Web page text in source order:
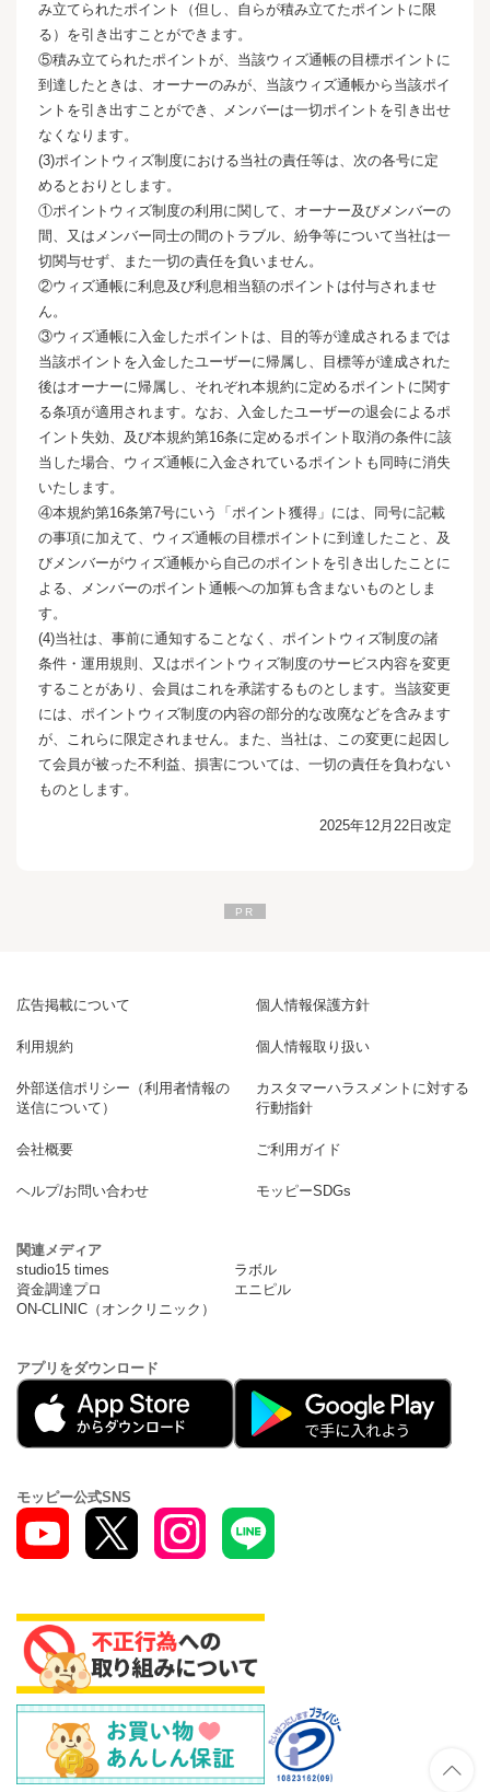
み立てられたポイント（但し、自らが積み立てたポイントに限
る）を引き出すことができます。
⑤積み立てられたポイントが、当該ウィズ通帳の目標ポイントに
到達したときは、オーナーのみが、当該ウィズ通帳から当該ポイ
ントを引き出すことができ、メンバーは一切ポイントを引き出せ
なくなります。
(3)ポイントウィズ制度における当社の責任等は、次の各号に定
めるとおりとします。
①ポイントウィズ制度の利用に関して、オーナー及びメンバーの
間、又はメンバー同士の間のトラブル、紛争等について当社は一
切関与せず、また一切の責任を負いません。
②ウィズ通帳に利息及び利息相当額のポイントは付与されませ
ん。
③ウィズ通帳に入金したポイントは、目的等が達成されるまでは
当該ポイントを入金したユーザーに帰属し、目標等が達成された
後はオーナーに帰属し、それぞれ本規約に定めるポイントに関す
る条項が適用されます。なお、入金したユーザーの退会によるポ
イント失効、及び本規約第16条に定めるポイント取消の条件に該
当した場合、ウィズ通帳に入金されているポイントも同時に消失
いたします。
④本規約第16条第7号にいう「ポイント獲得」には、同号に記載
の事項に加えて、ウィズ通帳の目標ポイントに到達したこと、及
びメンバーがウィズ通帳から自己のポイントを引き出したことに
よる、メンバーのポイント通帳への加算も含まないものとしま
す。
(4)当社は、事前に通知することなく、ポイントウィズ制度の諸
条件・運用規則、又はポイントウィズ制度のサービス内容を変更
することがあり、会員はこれを承諾するものとします。当該変更
には、ポイントウィズ制度の内容の部分的な改廃などを含みます
が、これらに限定されません。また、当社は、この変更に起因し
て会員が被った不利益、損害については、一切の責任を負わない
ものとします。
2025年12月22日改定
広告掲載について 個人情報保護方針
利用規約 個人情報取り扱い
外部送信ポリシー（利用者情報の
送信について）
カスタマーハラスメントに対する
行動指針
会社概要 ご利用ガイド
ヘルプ/お問い合わせ モッピーSDGs
関連メディア
studio15 times
ラボル
資金調達プロ
エニピル
ON-CLINIC（オンクリニック）
アプリをダウンロード
モッピー公式SNS